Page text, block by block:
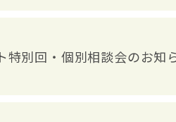
特別回・個別相談会のお